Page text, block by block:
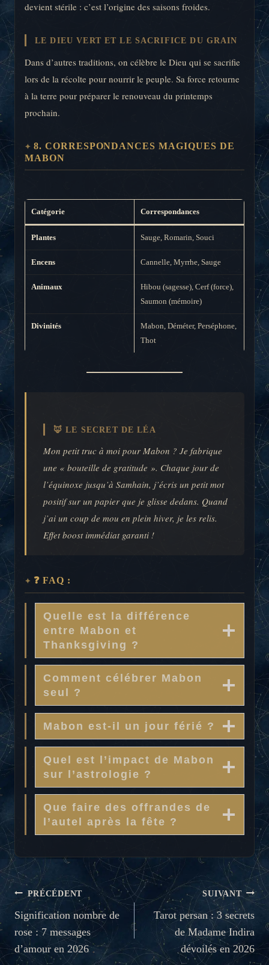
devient stérile : c’est l’origine des saisons froides.
LE DIEU VERT ET LE SACRIFICE DU GRAIN
Dans d’autres traditions, on célèbre le Dieu qui se sacrifie
lors de la récolte pour nourrir le peuple. Sa force retourne
à la terre pour préparer le renouveau du printemps
prochain.
8. CORRESPONDANCES MAGIQUES DE
MABON
Catégorie Correspondances
Plantes Sauge, Romarin, Souci
Encens Cannelle, Myrrhe, Sauge
Animaux
Hibou (sagesse), Cerf (force),
Saumon (mémoire)
Divinités
Mabon, Déméter, Perséphone,
Thot
🦊 LE SECRET DE LÉA
Mon petit truc à moi pour Mabon ? Je fabrique
une « bouteille de gratitude ». Chaque jour de
l’équinoxe jusqu’à Samhain, j’écris un petit mot
positif sur un papier que je glisse dedans. Quand
j’ai un coup de mou en plein hiver, je les relis.
Effet boost immédiat garanti !
❓ FAQ :
Quelle est la différence
entre Mabon et
Thanksgiving ?
Comment célébrer Mabon
seul ?
Mabon est-il un jour férié ?
Quel est l’impact de Mabon
sur l’astrologie ?
Que faire des offrandes de
l’autel après la fête ?
NAVIGATION
DE
L’ARTICLE
PRÉCÉDENT
Signification nombre de
rose : 7 messages
d’amour en 2026
SUIVANT
Tarot persan : 3 secrets
de Madame Indira
dévoilés en 2026